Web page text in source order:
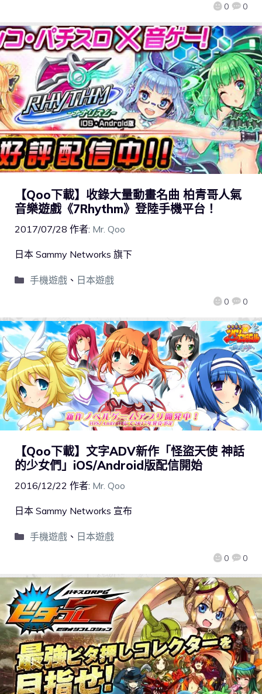
0 0
【Qoo下載】收錄大量動畫名曲 柏青哥人氣
音樂遊戲《7Rhythm》登陸手機平台！
2017/07/28 作者: Mr. Qoo
0 0
日本 Sammy Networks 旗下
手機遊戲、 日本遊戲
【Qoo下載】文字ADV新作「怪盜天使 神話
的少女們」iOS/Android版配信開始
2016/12/22 作者: Mr. Qoo
0 0
日本 Sammy Networks 宣布
手機遊戲、 日本遊戲